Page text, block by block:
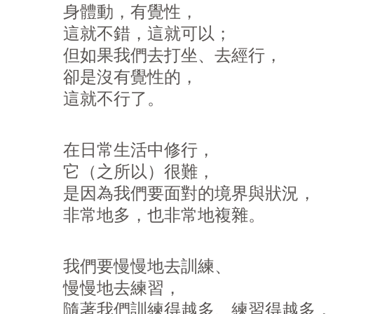
身體動，有覺性，
這就不錯，這就可以；
但如果我們去打坐、去經行，
卻是沒有覺性的，
這就不行了。
在日常生活中修行，
它（之所以）很難，
是因為我們要面對的境界與狀況，
非常地多，也非常地複雜。
我們要慢慢地去訓練、
慢慢地去練習，
隨著我們訓練得越多、練習得越多，